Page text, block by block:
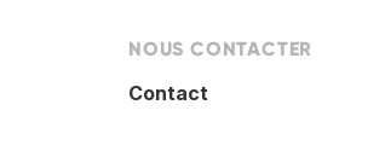
NOUS CONTACTER
Contact